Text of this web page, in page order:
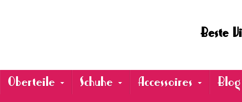
Beste
Oberteile Schuhe Accessoires Blog